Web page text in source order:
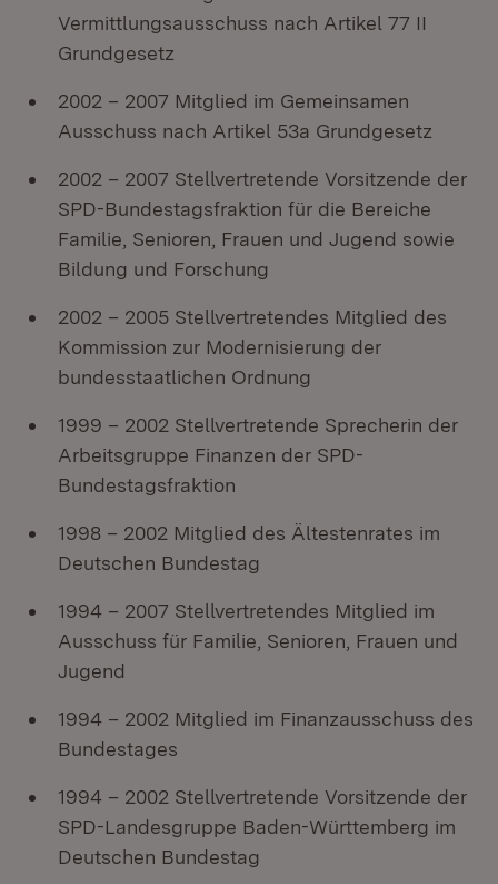
Vermittlungsausschuss nach Artikel 77 II
Grundgesetz
2002 – 2007 Mitglied im Gemeinsamen
Ausschuss nach Artikel 53a Grundgesetz
2002 – 2007 Stellvertretende Vorsitzende der
SPD-Bundestagsfraktion für die Bereiche
Familie, Senioren, Frauen und Jugend sowie
Bildung und Forschung
2002 – 2005 Stellvertretendes Mitglied des
Kommission zur Modernisierung der
bundesstaatlichen Ordnung
1999 – 2002 Stellvertretende Sprecherin der
Arbeitsgruppe Finanzen der SPD-
Bundestagsfraktion
1998 – 2002 Mitglied des Ältestenrates im
Deutschen Bundestag
1994 – 2007 Stellvertretendes Mitglied im
Ausschuss für Familie, Senioren, Frauen und
Jugend
1994 – 2002 Mitglied im Finanzausschuss des
Bundestages
1994 – 2002 Stellvertretende Vorsitzende der
SPD-Landesgruppe Baden-Württemberg im
Deutschen Bundestag